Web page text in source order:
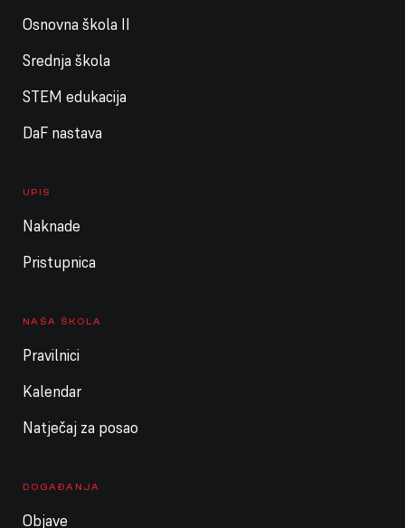
Osnovna škola II
Srednja škola
STEM edukacija
DaF nastava
UPIS
Naknade
Pristupnica
NAŠA ŠKOLA
Pravilnici
Kalendar
Natječaj za posao
DOGAĐANJA
Objave